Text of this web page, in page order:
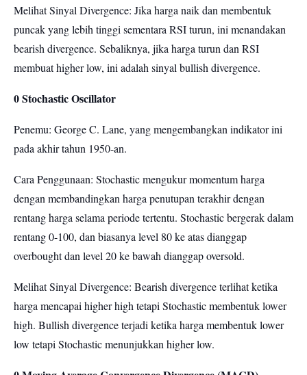
Melihat Sinyal Divergence: Jika harga naik dan membentuk
puncak yang lebih tinggi sementara RSI turun, ini menandakan
bearish divergence. Sebaliknya, jika harga turun dan RSI
membuat higher low, ini adalah sinyal bullish divergence.
0 Stochastic Oscillator
Penemu: George C. Lane, yang mengembangkan indikator ini
pada akhir tahun 1950-an.
Cara Penggunaan: Stochastic mengukur momentum harga
dengan membandingkan harga penutupan terakhir dengan
rentang harga selama periode tertentu. Stochastic bergerak dalam
rentang 0-100, dan biasanya level 80 ke atas dianggap
overbought dan level 20 ke bawah dianggap oversold.
Melihat Sinyal Divergence: Bearish divergence terlihat ketika
harga mencapai higher high tetapi Stochastic membentuk lower
high. Bullish divergence terjadi ketika harga membentuk lower
low tetapi Stochastic menunjukkan higher low.